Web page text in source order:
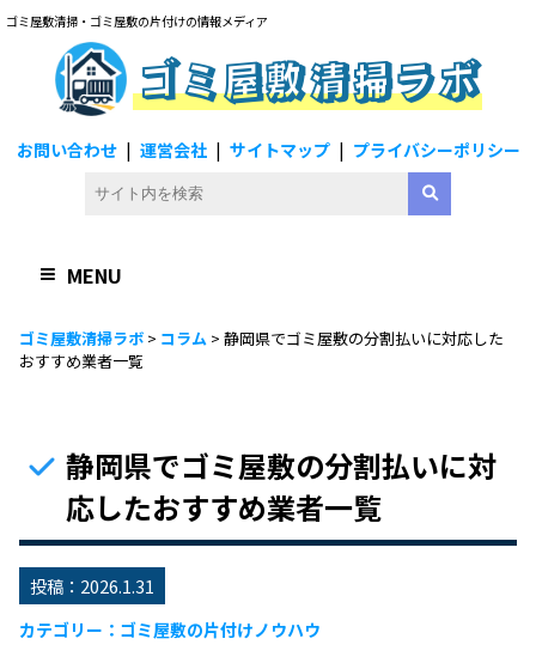
ゴミ屋敷清掃・ゴミ屋敷の片付けの情報メディア
ゴミ屋敷清掃ラボ
お問い合わせ 運営会社 サイトマップ プライバシーポリシー
MENU
ゴミ屋敷清掃ラボ > コラム > 静岡県でゴミ屋敷の分割払いに対応した
おすすめ業者一覧
静岡県でゴミ屋敷の分割払いに対
応したおすすめ業者一覧
投稿： 2026.1.31
ゴミ屋敷の片付けノウハウ